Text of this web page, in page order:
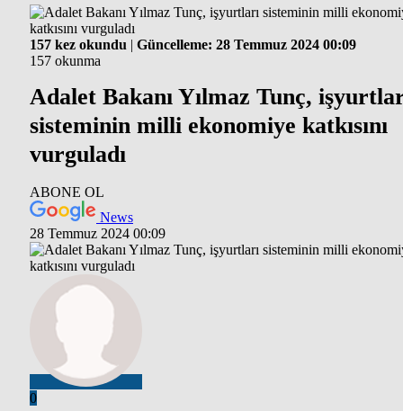
157 kez okundu | Güncelleme: 28 Temmuz 2024 00:09
157 okunma
Adalet Bakanı Yılmaz Tunç,
sisteminin milli ekonomiye katkısını
vurguladı
ABONE OL
News
28 Temmuz 2024 00:09
0